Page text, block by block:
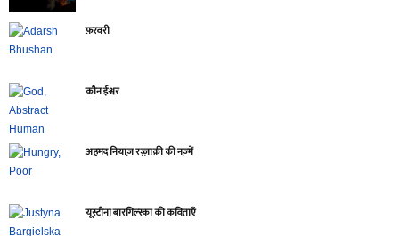
फ़रवरी
कौन ईश्वर
अहमद नियाज़ रज़्ज़ाक़ी की नज़्में
यूस्टीना बारगिल्स्का की कविताएँ